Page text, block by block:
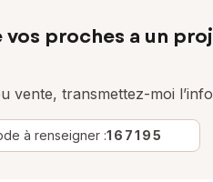
vos proches a un
vente, transmettez-moi
à renseigner :167195